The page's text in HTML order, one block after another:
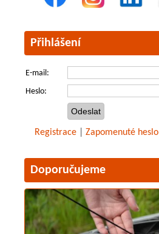
Přihlášení
E-mail:
Heslo:
Registrace Zapomenuté heslo
Doporučujeme